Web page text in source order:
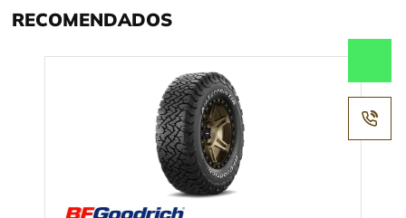
RECOMENDADOS